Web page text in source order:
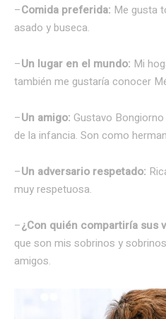
–Comida preferida: Me gusta
asado y buseca.
–Un lugar en el mundo: Mi
también me gustaría conocer
–Un amigo: Gustavo
de la infancia. Son como
–Un adversario respetado:
muy respetuosa.
–¿Con quién compartiría sus
que son mis sobrinos y
amigos.